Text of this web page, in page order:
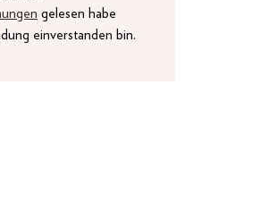
gelesen habe
einverstanden bin.